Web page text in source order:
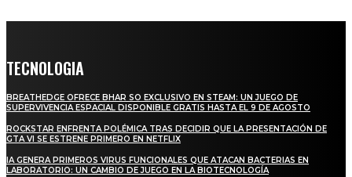
TECNOLOGIA
BREATHEDGE OFRECE BHAR SO EXCLUSIVO EN STEAM: UN JUEGO DE
SUPERVIVENCIA ESPACIAL DISPONIBLE GRATIS HASTA EL 9 DE AGOSTO
ROCKSTAR ENFRENTA POLÉMICA TRAS DECIDIR QUE LA PRESENTACIÓN DE
GTA VI SE ESTRENE PRIMERO EN NETFLIX
IA GENERA PRIMEROS VIRUS FUNCIONALES QUE ATACAN BACTERIAS EN
LABORATORIO: UN CAMBIO DE JUEGO EN LA BIOTECNOLOGÍA